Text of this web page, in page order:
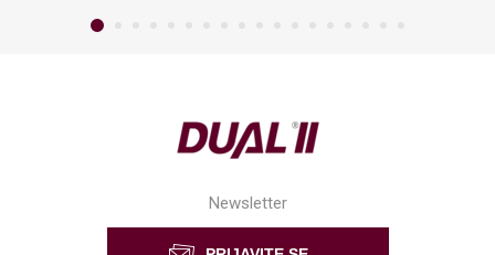
Newsletter